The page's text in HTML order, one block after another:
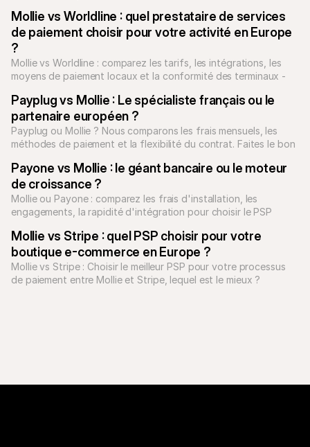
Mollie vs Worldline : quel prestataire de services
de paiement choisir pour votre activité en Europe
?
Mollie vs Worldline : comparez les tarifs, les intégrations, les
moyens de paiement locaux et la conformité des terminaux -
Payplug vs Mollie : Le spécialiste français ou le
partenaire européen ?
Payplug ou Mollie ? Nous comparons les frais mensuels, les
méthodes de paiement et la flexibilité du contrat. Faites le bon
Payone vs Mollie : le géant bancaire ou le moteur
de croissance ?
Mollie ou Payone : comparez les frais d'installation, les
engagements, la rapidité d'intégration pour choisir le PSP
Mollie vs Stripe : quel PSP choisir pour votre
boutique e-commerce en Europe ?
Mollie vs Stripe : Choisir le meilleur PSP pour votre processus
de paiement entre Mollie et Stripe, lequel est le mieux ?